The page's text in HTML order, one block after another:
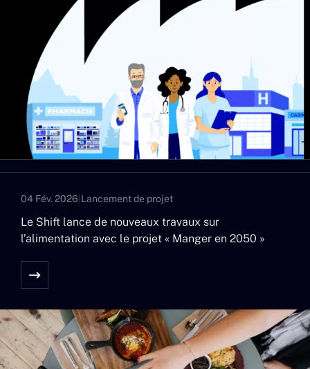
04 Fév. 2026 Lancement de projet
Le Shift lance de nouveaux travaux sur
l’alimentation avec le projet « Manger en 2050 »